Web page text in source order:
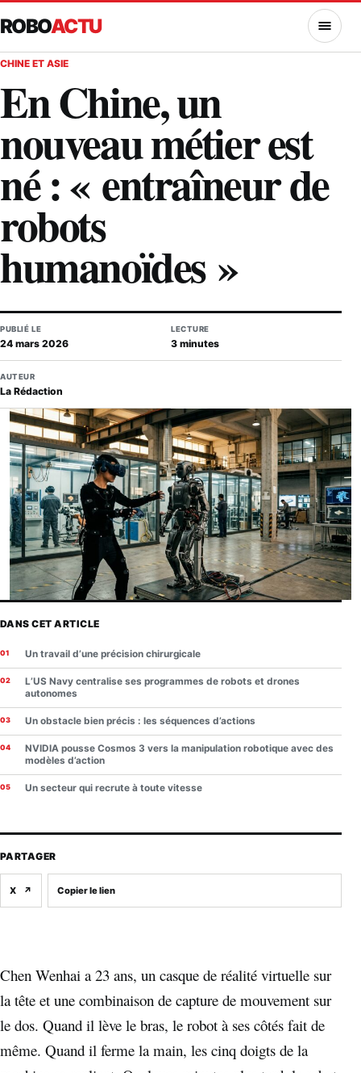
ROBOACTU MENU
CHINE ET ASIE
En Chine, un
nouveau métier est
né : « entraîneur de
robots
humanoïdes »
PUBLIÉ LE
24 mars 2026
LECTURE
3 minutes
AUTEUR
La Rédaction
Chen Wenhai a 23 ans, un casque de réalité virtuelle sur
la tête et une combinaison de capture de mouvement sur
le dos. Quand il lève le bras, le robot à ses côtés fait de
même. Quand il ferme la main, les cinq doigts de la
DANS CET ARTICLE
Un travail d’une précision chirurgicale
L’US Navy centralise ses programmes de robots et drones
autonomes
Un obstacle bien précis : les séquences d’actions
NVIDIA pousse Cosmos 3 vers la manipulation robotique avec des
modèles d’action
Un secteur qui recrute à toute vitesse
PARTAGER
X ↗ Copier le lien